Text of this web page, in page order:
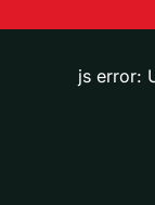
js error: